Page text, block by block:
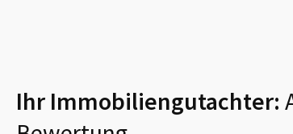
Ihr Immobiliengutachter: